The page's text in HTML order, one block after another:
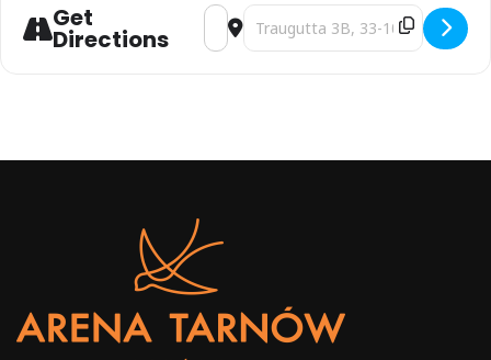
Get
Directions
Address - GRUPA AZOTY UNIA
Destination Address - GRUPA